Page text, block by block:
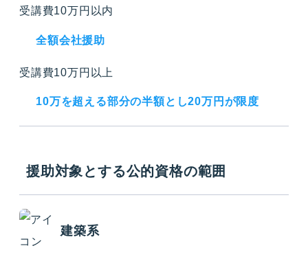
受講費10万円以内
全額会社援助
受講費10万円以上
10万を超える部分の半額とし20万円が限度
援助対象とする公的資格の範囲
建築系